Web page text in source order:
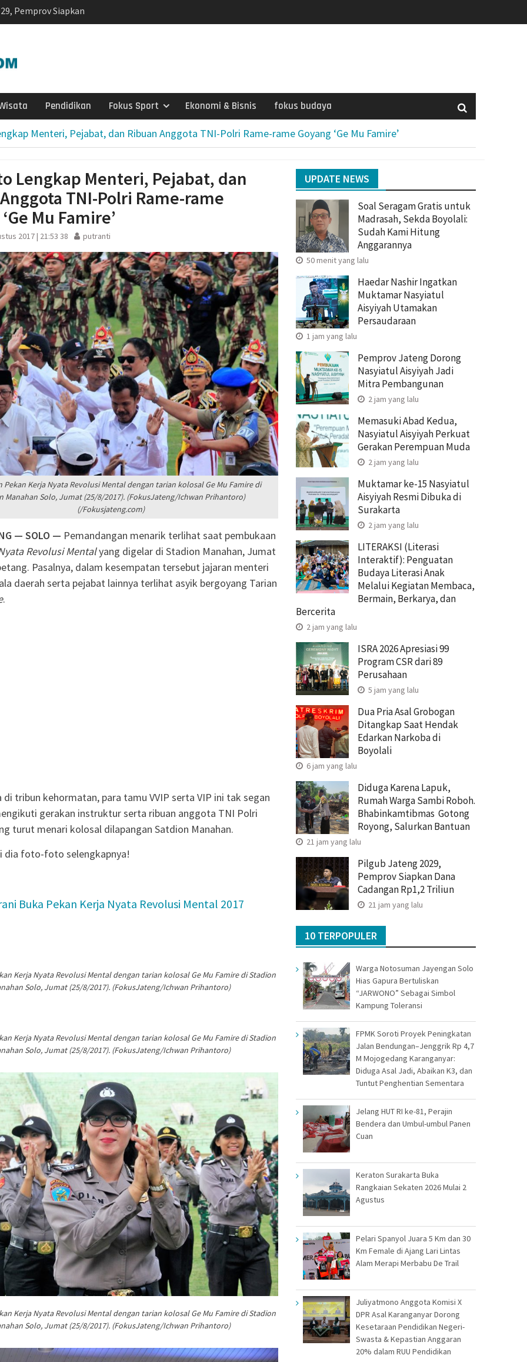
Pemprov Siapkan
Triliun
Utamakan
Pembangunan
Aisyiyah
Interaktif):
Literasi Anak
Bermain,
99 Program CSR
Ditangkap Saat
di Boyolali
Rumah Warga
Bantuan
Pendidikan Fokus Sport Ekonomi & Bisnis fokus budaya
Menteri, Pejabat, dan Ribuan Anggota TNI-Polri Rame-rame Goyang ‘Ge Mu Famire’
Lengkap Menteri, Pejabat, dan
TNI-Polri Rame-rame
Mu Famire’
2017 | 21:53 38 putranti
Pekan Kerja Nyata Revolusi Mental dengan tarian kolosal Ge Mu Famire di
Manahan Solo, Jumat (25/8/2017). (FokusJateng/Ichwan Prihantoro)
(/Fokusjateng.com)
— SOLO — Pemandangan menarik terlihat saat pembukaan
Revolusi Mentalyang digelar di Stadion Manahan, Jumat
Pasalnya, dalam kesempatan tersebut jajaran menteri
daerah serta pejabat lainnya terlihat asyik bergoyang Tarian
.
di tribun kehormatan, para tamu VVIP serta VIP ini tak segan
gerakan instruktur serta ribuan anggota TNI Polri
turut menari kolosal dilapangan Satdion Manahan.
dia foto-foto selengkapnya!
Buka Pekan Kerja Nyata Revolusi Mental 2017
Kerja Nyata Revolusi Mental dengan tarian kolosal Ge Mu Famire di Stadion
Solo, Jumat (25/8/2017). (FokusJateng/Ichwan Prihantoro)
Kerja Nyata Revolusi Mental dengan tarian kolosal Ge Mu Famire di Stadion
Solo, Jumat (25/8/2017). (FokusJateng/Ichwan Prihantoro)
Kerja Nyata Revolusi Mental dengan tarian kolosal Ge Mu Famire di Stadion
Solo, Jumat (25/8/2017). (FokusJateng/Ichwan Prihantoro)
UPDATE NEWS
Soal Seragam Gratis untuk
Madrasah, Sekda Boyolali:
Sudah Kami Hitung
Anggarannya
50 menit yang lalu
Haedar Nashir Ingatkan
Muktamar Nasyiatul
Aisyiyah Utamakan
Persaudaraan
1 jam yang lalu
Pemprov Jateng Dorong
Nasyiatul Aisyiyah Jadi
Mitra Pembangunan
2 jam yang lalu
Memasuki Abad Kedua,
Nasyiatul Aisyiyah Perkuat
Gerakan Perempuan Muda
2 jam yang lalu
Muktamar ke-15 Nasyiatul
Aisyiyah Resmi Dibuka di
Surakarta
2 jam yang lalu
LITERAKSI (Literasi
Interaktif): Penguatan
Budaya Literasi Anak
Melalui Kegiatan Membaca,
Bermain, Berkarya, dan
Bercerita
2 jam yang lalu
ISRA 2026 Apresiasi 99
Program CSR dari 89
Perusahaan
5 jam yang lalu
Dua Pria Asal Grobogan
Ditangkap Saat Hendak
Edarkan Narkoba di
Boyolali
6 jam yang lalu
Diduga Karena Lapuk,
Rumah Warga Sambi Roboh.
Bhabinkamtibmas Gotong
Royong, Salurkan Bantuan
21 jam yang lalu
Pilgub Jateng 2029,
Pemprov Siapkan Dana
Cadangan Rp1,2 Triliun
21 jam yang lalu
10 TERPOPULER
Warga Notosuman Jayengan Solo
Hias Gapura Bertuliskan
“JARWONO” Sebagai Simbol
Kampung Toleransi
FPMK Soroti Proyek Peningkatan
Jalan Bendungan–Jenggrik Rp 4,7
M Mojogedang Karanganyar:
Diduga Asal Jadi, Abaikan K3, dan
Tuntut Penghentian Sementara
Jelang HUT RI ke-81, Perajin
Bendera dan Umbul-umbul Panen
Cuan
Keraton Surakarta Buka
Rangkaian Sekaten 2026 Mulai 2
Agustus
Pelari Spanyol Juara 5 Km dan 30
Km Female di Ajang Lari Lintas
Alam Merapi Merbabu De Trail
Juliyatmono Anggota Komisi X
DPR Asal Karanganyar Dorong
Kesetaraan Pendidikan Negeri-
Swasta & Kepastian Anggaran
20% dalam RUU Pendidikan